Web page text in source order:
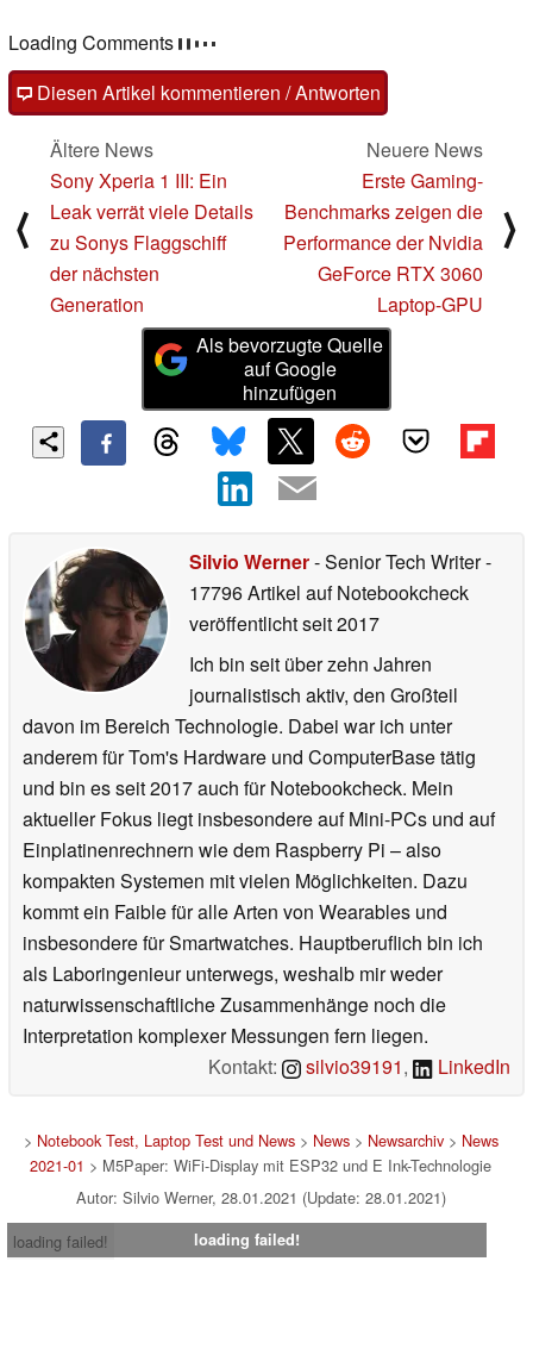
Loading Comments
Diesen Artikel kommentieren / Antworten
⟨
Ältere News
Sony Xperia 1 III: Ein
Leak verrät viele Details
zu Sonys Flaggschiff
der nächsten
Generation
Neuere News
Erste Gaming-
Benchmarks zeigen die
Performance der Nvidia
GeForce RTX 3060
Laptop-GPU
⟩
Als bevorzugte Quelle
auf Google
hinzufügen
Silvio Werner- Senior Tech Writer-
17796 Artikel auf Notebookcheck
veröffentlichtseit 2017
Ich bin seit über zehn Jahren
journalistisch aktiv, den Großteil
davon im Bereich Technologie. Dabei war ich unter
anderem für Tom's Hardware und ComputerBase tätig
und bin es seit 2017 auch für Notebookcheck. Mein
aktueller Fokus liegt insbesondere auf Mini-PCs und auf
Einplatinenrechnern wie dem Raspberry Pi – also
kompakten Systemen mit vielen Möglichkeiten. Dazu
kommt ein Faible für alle Arten von Wearables und
insbesondere für Smartwatches. Hauptberuflich bin ich
als Laboringenieur unterwegs, weshalb mir weder
naturwissenschaftliche Zusammenhänge noch die
Interpretation komplexer Messungen fern liegen.
Kontakt:
silvio39191, LinkedIn
> Notebook Test, Laptop Test und News> News> Newsarchiv> News
2021-01 > M5Paper: WiFi-Display mit ESP32 und E Ink-Technologie
Autor: Silvio Werner, 28.01.2021 (Update: 28.01.2021)
loading failed!
loading failed!